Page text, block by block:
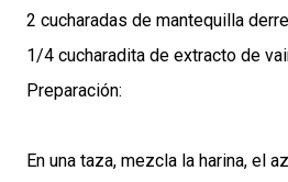
2 cucharadas de mantequilla
1/4 cucharadita de extracto de
Preparación:
En una taza, mezcla la harina, el